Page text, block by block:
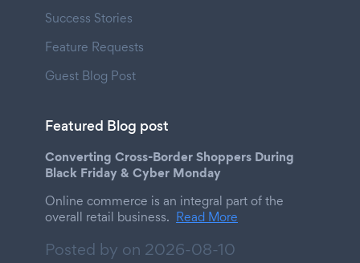
Success Stories
Feature Requests
Guest Blog Post
Featured Blog post
Converting Cross-Border Shoppers During
Black Friday & Cyber Monday
Online commerce is an integral part of the
overall retail business. Read More
Posted by on 2026-08-10